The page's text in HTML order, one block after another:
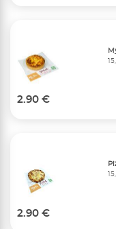
2.90 €
2.90 €